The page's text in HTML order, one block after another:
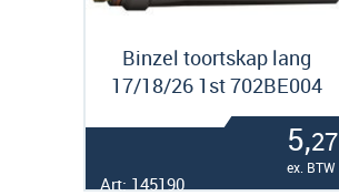
Binzel toortskap lang
17/18/26 1st 702BE004
5,27
ex. BTW
Art: 145190